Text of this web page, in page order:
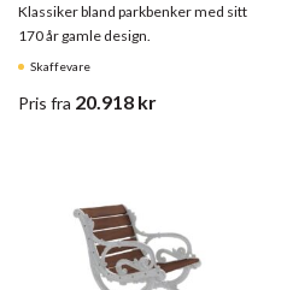
Skaffevare
Klassiker bland parkbenker med sitt
170 år gamle design.
Pris fra 20.918 kr